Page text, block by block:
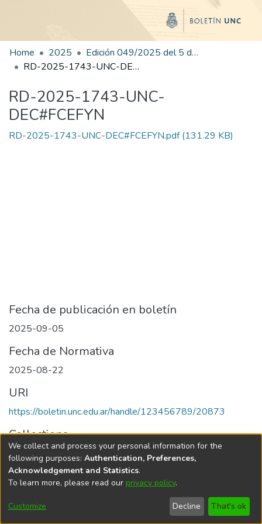
Home 2025
Edición 049/2025 del 5 de septiembre de 2025
RD-2025-1743-UNC-DEC#FCEFYN
RD-2025-1743-UNC-
DEC#FCEFYN
RD-2025-1743-UNC-DEC#FCEFYN.pdf(131.29 KB)
Fecha de publicación en boletín
2025-09-05
Fecha de Normativa
2025-08-22
URI
https://boletin.unc.edu.ar/handle/123456789/20873
Collections
Edición 049/2025 del 5 de septiembre de 2025
Universidad Nacional de Córdoba
We collect and process your personal information for the
following purposes: Authentication, Preferences,
Acknowledgement and Statistics.
To learn more, please read our privacy policy.
Customize Decline That's ok